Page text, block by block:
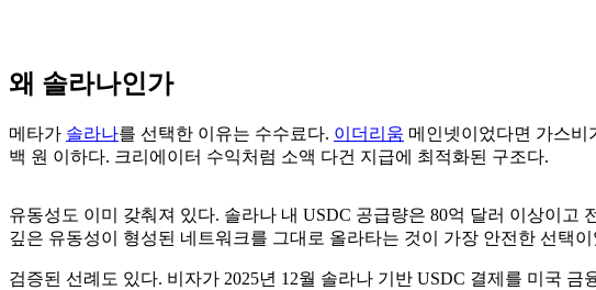
왜 솔라나인가
메타가 솔라나를 선택한 이유는 수수료다. 이더리움 메인넷이었다면 가스비
백 원 이하다. 크리에이터 수익처럼 소액 다건 지급에 최적화된 구조다.
유동성도 이미 갖춰져 있다. 솔라나 내 USDC 공급량은 80억 달러 이상이고
깊은 유동성이 형성된 네트워크를 그대로 올라타는 것이 가장 안전한 선택이
검증된 선례도 있다. 비자가 2025년 12월 솔라나 기반 USDC 결제를 미국 금